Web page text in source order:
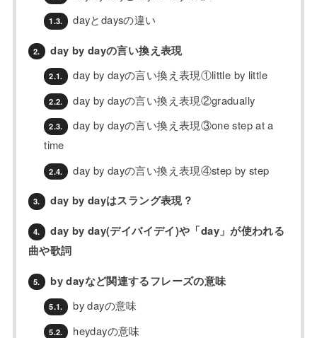
1.3. dayとdaysの違い
2. day by dayの言い換え表現
2.1. day by dayの言い換え表現①little by little
2.2. day by dayの言い換え表現②gradually
2.3.
day by dayの言い換え表現③one step at a
time
2.4. day by dayの言い換え表現④step by step
3. day by dayはスラング表現？
4.
day by day(デイバイデイ)や「day」が使われる
曲や歌詞
5. by dayなど関連するフレーズの意味
5.1. by dayの意味
5.2. heydayの意味